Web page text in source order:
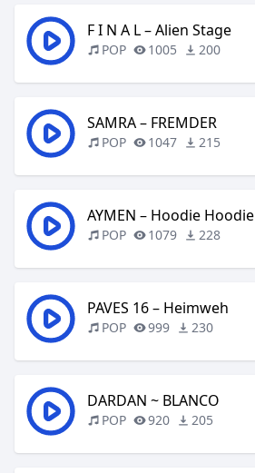
F I N A L – Alien Stage
POP 1005 200
SAMRA – FREMDER
POP 1047 215
AYMEN – Hoodie Hoodie
POP 1079 228
PAVES 16 – Heimweh
POP 999 230
DARDAN ~ BLANCO
POP 920 205